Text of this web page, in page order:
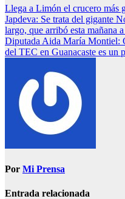
Llega a Limón el crucero más
Japdeva: Se trata del gigante
largo, que arribó esta mañana
Diputada Aida María Montiel:
del TEC en Guanacaste es un
Por Mi Prensa
Entrada relacionada